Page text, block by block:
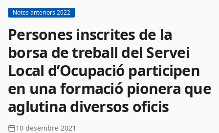
Notes anteriors 2022
Persones inscrites de la
borsa de treball del Servei
Local d’Ocupació participen
en una formació pionera que
aglutina diversos oficis
10 desembre 2021